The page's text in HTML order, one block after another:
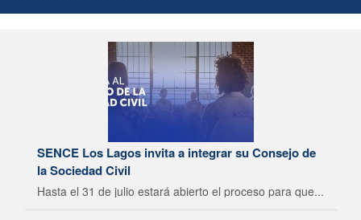
SENCE Los Lagos invita a integrar su Consejo de
la Sociedad Civil
Hasta el 31 de julio estará abierto el proceso para que...